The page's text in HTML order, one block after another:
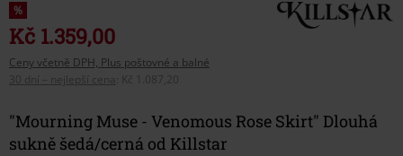
%
Kč 1.359,00
Ceny včetně DPH, Plus poštovné a balné
30 dní – nejlepší cena
Kč 1.087,20
"Mourning Muse - Venomous Rose Skirt" Dlouhá
sukně šedá/cerná od Killstar